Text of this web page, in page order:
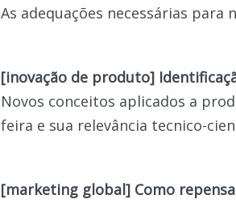
As adequações necessárias para
[inovação de produto]
Novos conceitos aplicados a
feira e sua relevância tecnico-
[marketing global] Como